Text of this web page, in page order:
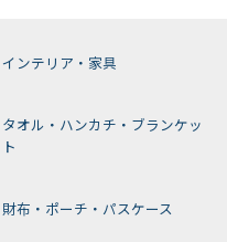
インテリア・家具
タオル・ハンカチ・ブランケッ
ト
財布・ポーチ・パスケース